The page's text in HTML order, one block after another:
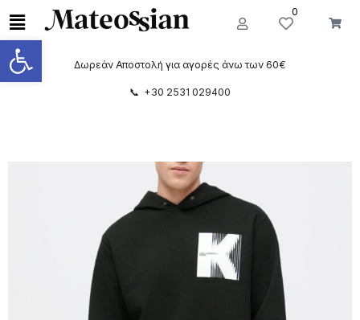
Ανοίξτε τη γραμμή εργαλείων
0
Δωρεάν Αποστολή για αγορές άνω των 60€
📞 +30 2531 029400